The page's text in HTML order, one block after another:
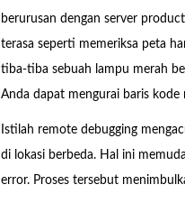
berurusan dengan server
terasa seperti memeriksa peta
tiba-tiba sebuah lampu merah
Anda dapat mengurai baris
Istilah remote debugging
di lokasi berbeda. Hal ini
error. Proses tersebut